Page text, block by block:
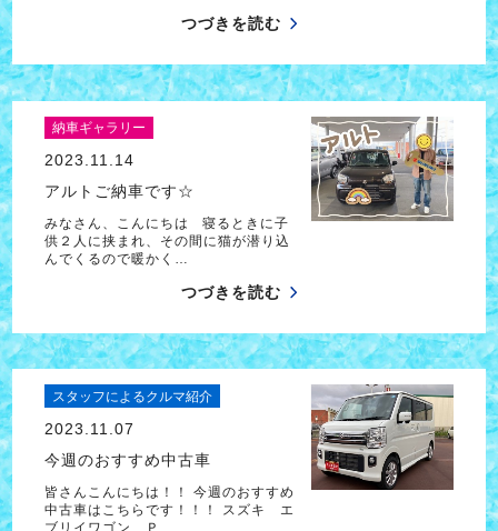
つづきを読む
納車ギャラリー
2023.11.14
アルトご納車です☆
みなさん、こんにちは 寝るときに子
供２人に挟まれ、その間に猫が潜り込
んでくるので暖かく…
つづきを読む
スタッフによるクルマ紹介
2023.11.07
今週のおすすめ中古車
皆さんこんにちは！！ 今週のおすすめ
中古車はこちらです！！！ スズキ エ